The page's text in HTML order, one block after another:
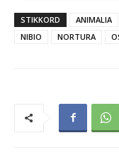
STIKKORD ANIMALIA
NIBIO
NORTURA